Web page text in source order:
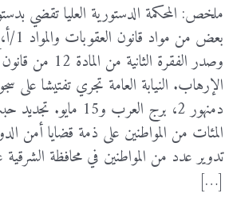
ملخص: المحكمة الدستورية العليا تقضي
بعض من مواد
وصدر الفقرة الثانية من
الإرهاب. النيابة العامة تجري تفتيشا على
دمنهور 2، برج العرب و15 مايو.
المئات من المواطنين على ذمة قضايا أمن
تدوير عدد من المواطنين في محافظة
[…]